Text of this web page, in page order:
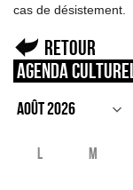
cas de désistement.
Retour
Agenda
L M